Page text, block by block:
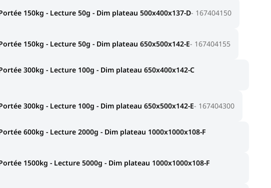
150kg - Lecture 50g - Dim plateau 500x400x137-D 167404150
150kg - Lecture 50g - Dim plateau 650x500x142-E 167404155
300kg - Lecture 100g - Dim plateau 650x400x142-C
300kg - Lecture 100g - Dim plateau 650x500x142-E 167404300
600kg - Lecture 2000g - Dim plateau 1000x1000x108-F
1500kg - Lecture 5000g - Dim plateau 1000x1000x108-F